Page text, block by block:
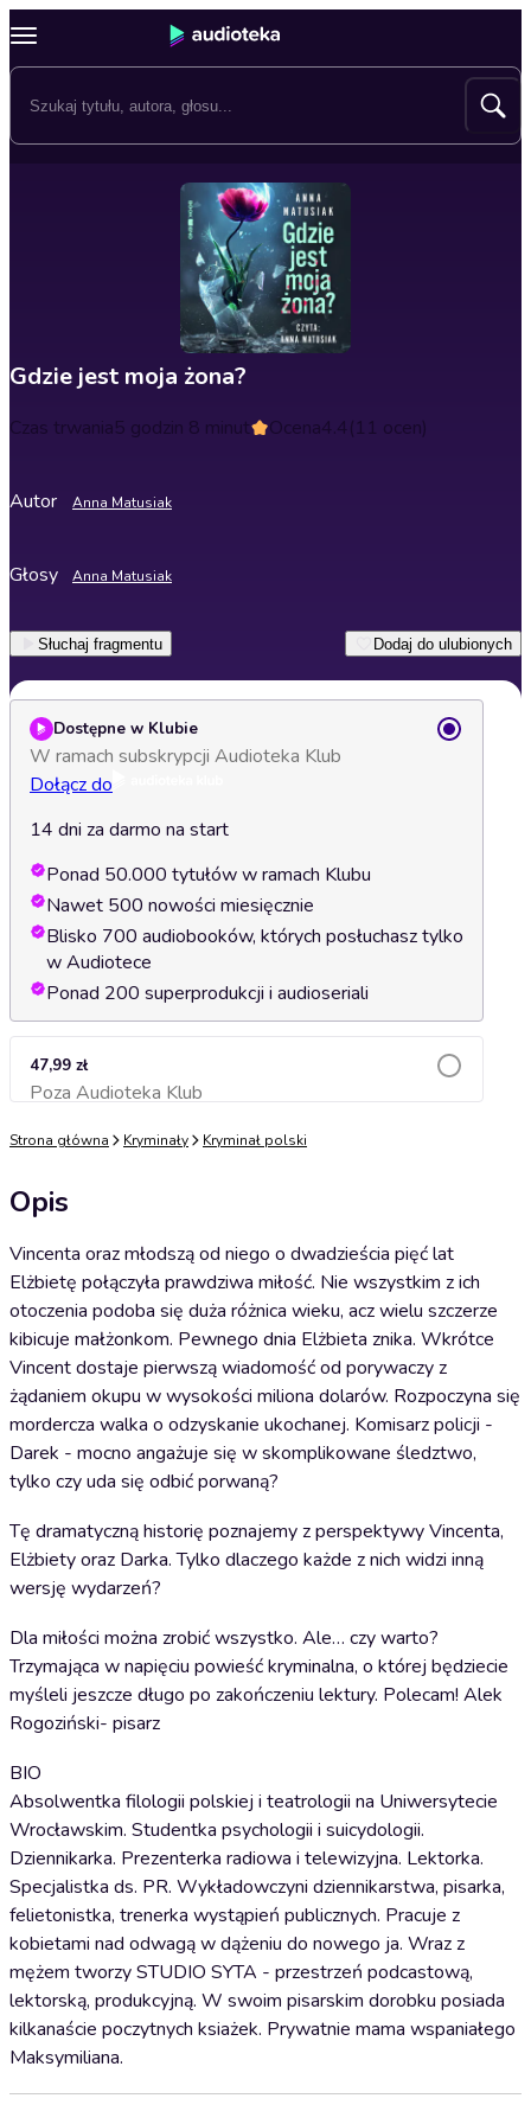
Gdzie jest moja żona?
Czas trwania5 godzin 8 minut Ocena4.4(11 ocen)
Autor Anna Matusiak
Głosy Anna Matusiak
Słuchaj fragmentu Dodaj do ulubionych
Dostępne w Klubie
W ramach subskrypcji Audioteka Klub
Dołącz do
14 dni za darmo na start
Ponad 50.000 tytułów w ramach Klubu
Nawet 500 nowości miesięcznie
Blisko 700 audiobooków, których posłuchasz tylko
w Audiotece
Ponad 200 superprodukcji i audioseriali
47,99 zł
Poza Audioteka KlubDodaj do koszyka
Strona główna Kryminały Kryminał polski
Opis
Vincenta oraz młodszą od niego o dwadzieścia pięć lat
Elżbietę połączyła prawdziwa miłość. Nie wszystkim z ich
otoczenia podoba się duża różnica wieku, acz wielu szczerze
kibicuje małżonkom. Pewnego dnia Elżbieta znika. Wkrótce
Vincent dostaje pierwszą wiadomość od porywaczy z
żądaniem okupu w wysokości miliona dolarów. Rozpoczyna się
mordercza walka o odzyskanie ukochanej. Komisarz policji -
Darek - mocno angażuje się w skomplikowane śledztwo,
tylko czy uda się odbić porwaną?
Tę dramatyczną historię poznajemy z perspektywy Vincenta,
Elżbiety oraz Darka. Tylko dlaczego każde z nich widzi inną
wersję wydarzeń?
Dla miłości można zrobić wszystko. Ale… czy warto?
Trzymająca w napięciu powieść kryminalna, o której będziecie
myśleli jeszcze długo po zakończeniu lektury. Polecam! Alek
Rogoziński- pisarz
BIO
Absolwentka filologii polskiej i teatrologii na Uniwersytecie
Wrocławskim. Studentka psychologii i suicydologii.
Dziennikarka. Prezenterka radiowa i telewizyjna. Lektorka.
Specjalistka ds. PR. Wykładowczyni dziennikarstwa, pisarka,
felietonistka, trenerka wystąpień publicznych. Pracuje z
kobietami nad odwagą w dążeniu do nowego ja. Wraz z
mężem tworzy STUDIO SYTA - przestrzeń podcastową,
lektorską, produkcyjną. W swoim pisarskim dorobku posiada
kilkanaście poczytnych ksiażek. Prywatnie mama wspaniałego
Maksymiliana.